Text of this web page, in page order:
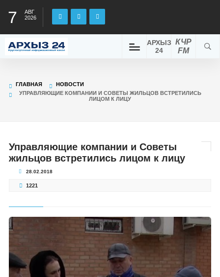
7
АВГ
2026
КЧР
FM
АРХЫЗ
24
ГЛАВНАЯ
НОВОСТИ
УПРАВЛЯЮЩИЕ КОМПАНИИ И СОВЕТЫ ЖИЛЬЦОВ ВСТРЕТИЛИСЬ
ЛИЦОМ К ЛИЦУ
Управляющие компании и Советы
жильцов встретились лицом к лицу
28.02.2018
1221